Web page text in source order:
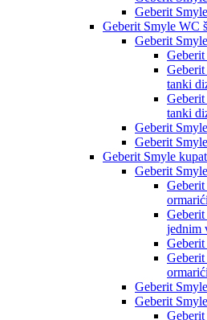
Geberit
Geberit Smyle WC
Geberit
Geberit
tanki
Geberit
tanki
Geberit
Geberit
Geberit Smyle
Geberit
jednim
ormarići
Geberit
Geberit